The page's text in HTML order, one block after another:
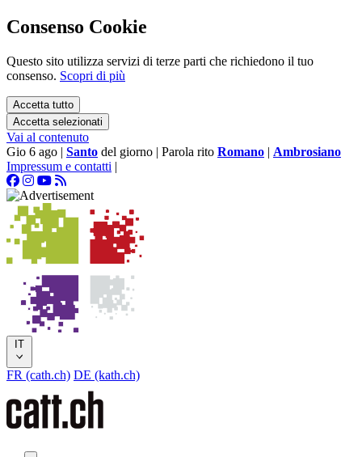
Consenso Cookie
Questo sito utilizza servizi di terze parti che richiedono il tuo
consenso. Scopri di più
Accetta tutto
Accetta selezionati
Vai al contenuto
Gio 6 ago | Santo del giorno | Parola rito Romano | Ambrosiano
Impressum e contatti |
IT
FR (cath.ch) DE (kath.ch)